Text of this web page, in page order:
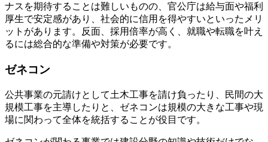
ナスを期待することは難しいものの、官公庁は給与面や福利
厚生で安定感があり、社会的に信用を得やすいといったメリ
ットがあります。反面、採用倍率が高く、就職や転職を叶え
るには総合的な準備や対策が必要です。
ゼネコン
公共事業の元請けとして土木工事を請け負ったり、民間の大
規模工事を主導したりと、ゼネコンは規模の大きな工事や現
場に関わって全体を統括することが役目です。